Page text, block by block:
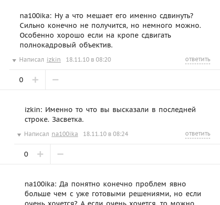
na100ika: Ну а что мешает его именно сдвинуть?
Сильно конечно не получится, но немного можно.
Особенно хорошо если на кропе сдвигать
полнокадровый объектив.
Написал izkin 18.11.10 в 08:20 ответить
0
izkin: Именно то что вы высказали в последней
строке. Засветка.
Написал na100ika 18.11.10 в 08:24 ответить
0
na100ika: Да понятно конечно проблем явно
больше чем с уже готовыми решениями, но если